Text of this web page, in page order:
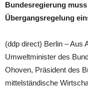
Bundesregierung
Übergangsregelung
(ddp direct) Berlin – Aus
Umweltminister des
Ohoven, Präsident des
mittelständische